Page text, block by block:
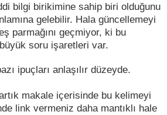
bilgi birikimine sahip biri olduğunu
gelebilir. Hala güncellemeyi
parmağını geçmiyor, ki bu
soru işaretleri var.
ipuçları anlaşılır düzeyde.
makale içerisinde bu kelimeyi
link vermeniz daha mantıklı hale